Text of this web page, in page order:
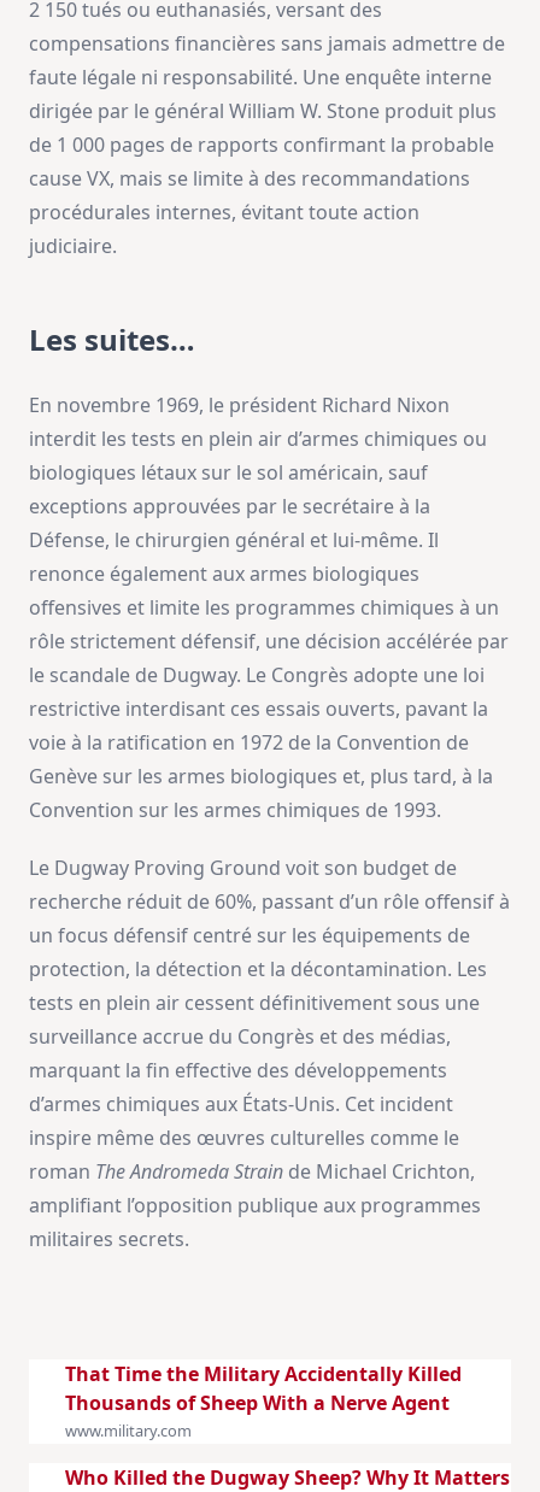
2 150 tués ou euthanasiés, versant des
compensations financières sans jamais admettre de
faute légale ni responsabilité. Une enquête interne
dirigée par le général William W. Stone produit plus
de 1 000 pages de rapports confirmant la probable
cause VX, mais se limite à des recommandations
procédurales internes, évitant toute action
judiciaire.
Les suites…
En novembre 1969, le président Richard Nixon
interdit les tests en plein air d’armes chimiques ou
biologiques létaux sur le sol américain, sauf
exceptions approuvées par le secrétaire à la
Défense, le chirurgien général et lui-même. Il
renonce également aux armes biologiques
offensives et limite les programmes chimiques à un
rôle strictement défensif, une décision accélérée par
le scandale de Dugway. Le Congrès adopte une loi
restrictive interdisant ces essais ouverts, pavant la
voie à la ratification en 1972 de la Convention de
Genève sur les armes biologiques et, plus tard, à la
Convention sur les armes chimiques de 1993.
Le Dugway Proving Ground voit son budget de
recherche réduit de 60%, passant d’un rôle offensif à
un focus défensif centré sur les équipements de
protection, la détection et la décontamination. Les
tests en plein air cessent définitivement sous une
surveillance accrue du Congrès et des médias,
marquant la fin effective des développements
d’armes chimiques aux États-Unis. Cet incident
inspire même des œuvres culturelles comme le
roman The Andromeda Strain de Michael Crichton,
amplifiant l’opposition publique aux programmes
militaires secrets.
That Time the Military Accidentally Killed
Thousands of Sheep With a Nerve Agent
www.military.com
Who Killed the Dugway Sheep? Why It Matters